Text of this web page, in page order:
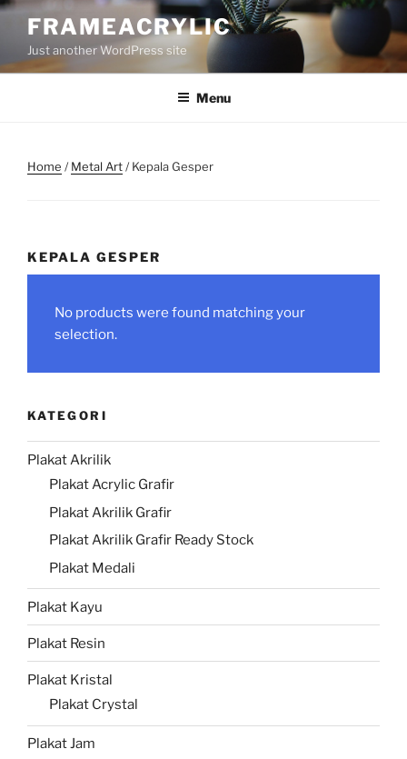
Skip
content
FRAMEACRYLIC
Just another WordPress site
Menu
Home /Metal Art/ Kepala Gesper
KEPALA GESPER
No products were found matching your
selection.
KATEGORI
Plakat Akrilik
Plakat Acrylic Grafir
Plakat Akrilik Grafir
Plakat Akrilik Grafir Ready Stock
Plakat Medali
Plakat Kayu
Plakat Resin
Plakat Kristal
Plakat Crystal
Plakat Jam